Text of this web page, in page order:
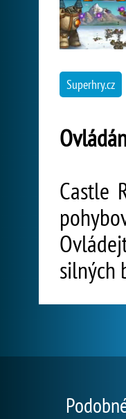
Superhry.cz
Castle
silných